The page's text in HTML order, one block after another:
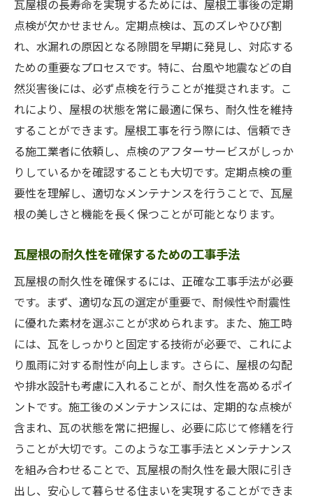
瓦屋根の長寿命を実現するためには、屋根工事後の定期
点検が欠かせません。定期点検は、瓦のズレやひび割
れ、水漏れの原因となる隙間を早期に発見し、対応する
ための重要なプロセスです。特に、台風や地震などの自
然災害後には、必ず点検を行うことが推奨されます。こ
れにより、屋根の状態を常に最適に保ち、耐久性を維持
することができます。屋根工事を行う際には、信頼でき
る施工業者に依頼し、点検のアフターサービスがしっか
りしているかを確認することも大切です。定期点検の重
要性を理解し、適切なメンテナンスを行うことで、瓦屋
根の美しさと機能を長く保つことが可能となります。
瓦屋根の耐久性を確保するための工事手法
瓦屋根の耐久性を確保するには、正確な工事手法が必要
です。まず、適切な瓦の選定が重要で、耐候性や耐震性
に優れた素材を選ぶことが求められます。また、施工時
には、瓦をしっかりと固定する技術が必要で、これによ
り風雨に対する耐性が向上します。さらに、屋根の勾配
や排水設計も考慮に入れることが、耐久性を高めるポイ
ントです。施工後のメンテナンスには、定期的な点検が
含まれ、瓦の状態を常に把握し、必要に応じて修繕を行
うことが大切です。このような工事手法とメンテナンス
を組み合わせることで、瓦屋根の耐久性を最大限に引き
出し、安心して暮らせる住まいを実現することができま